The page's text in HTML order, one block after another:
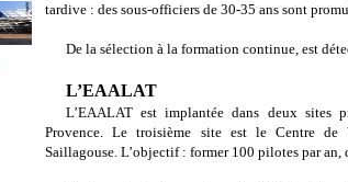
tardive : des sous-officiers de 30-35 ans sont
De la sélection à la formation continue, est
L’EAALAT
L’EAALAT est implantée dans deux
Provence. Le troisième site est le Centre
Saillagouse. L’objectif : former 100 pilotes par an,